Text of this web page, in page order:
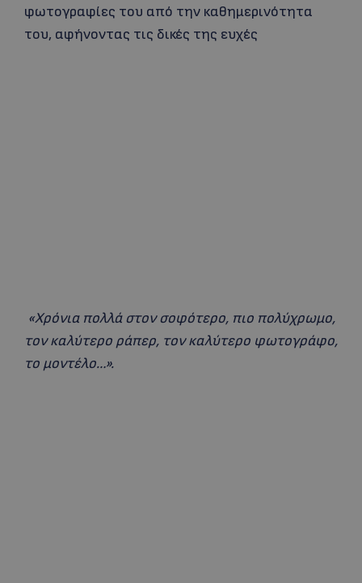
φωτογραφίες του από την καθημερινότητα
του, αφήνοντας τις δικές της ευχές
«Χρόνια πολλά στον σοφότερο, πιο πολύχρωμο,
τον καλύτερο ράπερ, τον καλύτερο φωτογράφο,
το μοντέλο…».